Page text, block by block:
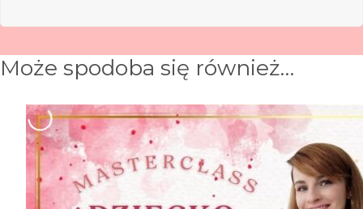
Może spodoba się również…